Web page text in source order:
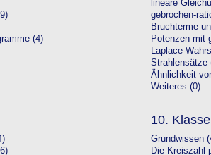
(4)
lineare
gebrochen-
Bruchterme
Potenzen mit
Laplace-
Strahlensätze
Ähnlichkeit
Weiteres (0)
10. Klasse
Grundwissen
Die Kreiszahl